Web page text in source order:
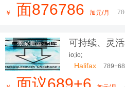
￥ 面876786 加元/月
搬家搬运
可持续、灵
年最美的室内
io;io;
Halifax
面议689+6